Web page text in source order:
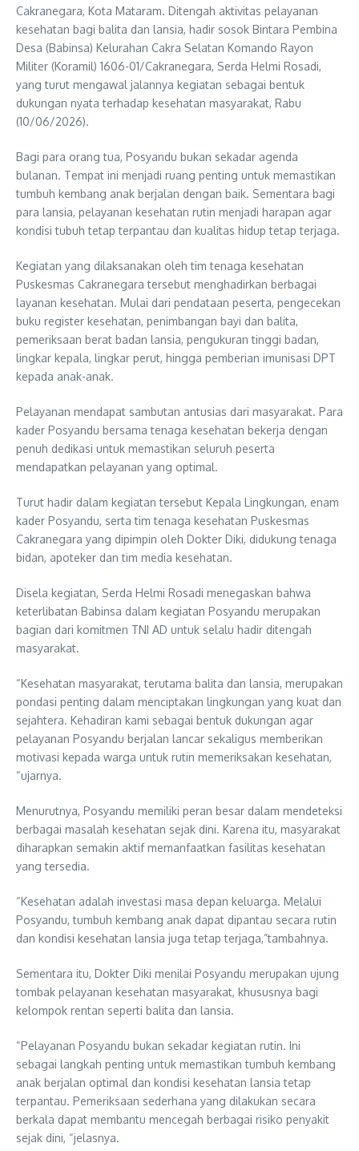
Cakranegara, Kota Mataram. Ditengah aktivitas pelayanan
kesehatan bagi balita dan lansia, hadir sosok Bintara Pembina
Desa (Babinsa) Kelurahan Cakra Selatan Komando Rayon
Militer (Koramil) 1606-01/Cakranegara, Serda Helmi Rosadi,
yang turut mengawal jalannya kegiatan sebagai bentuk
dukungan nyata terhadap kesehatan masyarakat, Rabu
(10/06/2026).
Bagi para orang tua, Posyandu bukan sekadar agenda
bulanan. Tempat ini menjadi ruang penting untuk memastikan
tumbuh kembang anak berjalan dengan baik. Sementara bagi
para lansia, pelayanan kesehatan rutin menjadi harapan agar
kondisi tubuh tetap terpantau dan kualitas hidup tetap terjaga.
Kegiatan yang dilaksanakan oleh tim tenaga kesehatan
Puskesmas Cakranegara tersebut menghadirkan berbagai
layanan kesehatan. Mulai dari pendataan peserta, pengecekan
buku register kesehatan, penimbangan bayi dan balita,
pemeriksaan berat badan lansia, pengukuran tinggi badan,
lingkar kepala, lingkar perut, hingga pemberian imunisasi DPT
kepada anak-anak.
Pelayanan mendapat sambutan antusias dari masyarakat. Para
kader Posyandu bersama tenaga kesehatan bekerja dengan
penuh dedikasi untuk memastikan seluruh peserta
mendapatkan pelayanan yang optimal.
Turut hadir dalam kegiatan tersebut Kepala Lingkungan, enam
kader Posyandu, serta tim tenaga kesehatan Puskesmas
Cakranegara yang dipimpin oleh Dokter Diki, didukung tenaga
bidan, apoteker dan tim media kesehatan.
Disela kegiatan, Serda Helmi Rosadi menegaskan bahwa
keterlibatan Babinsa dalam kegiatan Posyandu merupakan
bagian dari komitmen TNI AD untuk selalu hadir ditengah
masyarakat.
“Kesehatan masyarakat, terutama balita dan lansia, merupakan
pondasi penting dalam menciptakan lingkungan yang kuat dan
sejahtera. Kehadiran kami sebagai bentuk dukungan agar
pelayanan Posyandu berjalan lancar sekaligus memberikan
motivasi kepada warga untuk rutin memeriksakan kesehatan,
“ujarnya.
Menurutnya, Posyandu memiliki peran besar dalam mendeteksi
berbagai masalah kesehatan sejak dini. Karena itu, masyarakat
diharapkan semakin aktif memanfaatkan fasilitas kesehatan
yang tersedia.
“Kesehatan adalah investasi masa depan keluarga. Melalui
Posyandu, tumbuh kembang anak dapat dipantau secara rutin
dan kondisi kesehatan lansia juga tetap terjaga,”tambahnya.
Sementara itu, Dokter Diki menilai Posyandu merupakan ujung
tombak pelayanan kesehatan masyarakat, khususnya bagi
kelompok rentan seperti balita dan lansia.
“Pelayanan Posyandu bukan sekadar kegiatan rutin. Ini
sebagai langkah penting untuk memastikan tumbuh kembang
anak berjalan optimal dan kondisi kesehatan lansia tetap
terpantau. Pemeriksaan sederhana yang dilakukan secara
berkala dapat membantu mencegah berbagai risiko penyakit
sejak dini, “jelasnya.